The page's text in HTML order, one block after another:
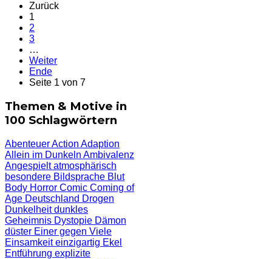
Zurück
1
2
3
…
Weiter
Ende
Seite 1 von 7
Themen & Motive in
100 Schlagwörtern
AbenteuerAction Adaption
Allein im Dunkeln Ambivalenz
Angespieltatmosphärisch
besondere Bildsprache Blut
Body Horror Comic Coming of
Age Deutschland Drogen
Dunkelheitdunkles
Geheimnis Dystopie Dämon
düster Einer gegen Viele
Einsamkeiteinzigartig Ekel
Entführung explizite